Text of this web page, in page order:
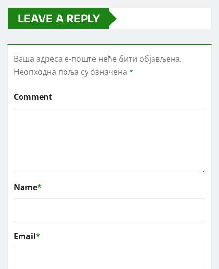
LEAVE A REPLY
Ваша адреса е-поште неће бити објављена.
Неопходна поља су означена *
Comment
Name*
Email*